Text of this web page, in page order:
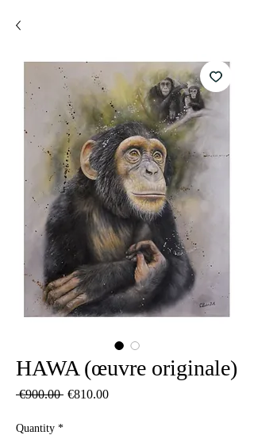
HAWA (œuvre originale)
€900.00 Regular
€810.00Sale
Quantity *